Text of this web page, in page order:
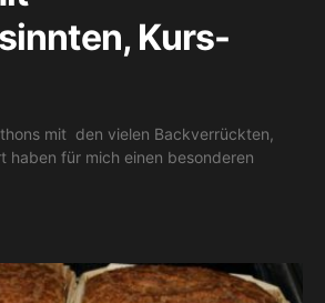
Kurs-
mit den vielen Backverrückten,
haben für mich einen besonderen